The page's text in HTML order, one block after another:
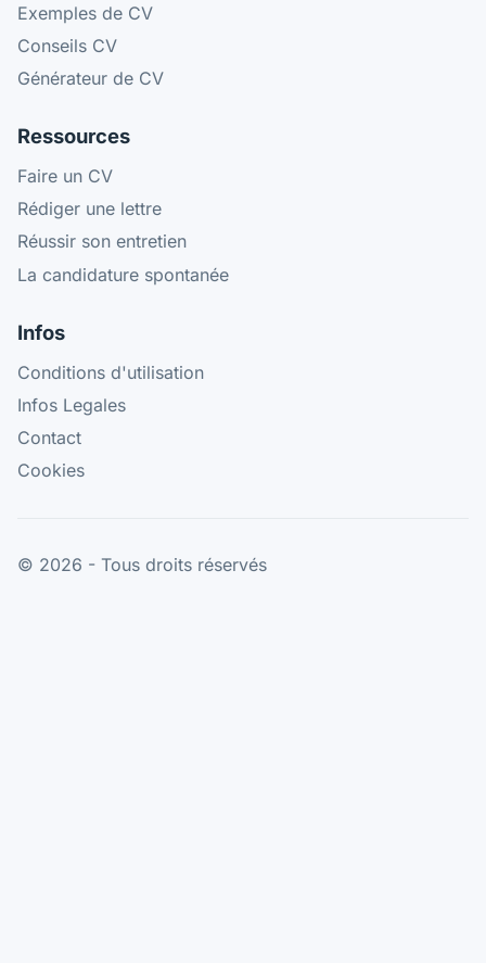
Exemples de CV
Conseils CV
Générateur de CV
Ressources
Faire un CV
Rédiger une lettre
Réussir son entretien
La candidature spontanée
Infos
Conditions d'utilisation
Infos Legales
Contact
Cookies
© 2026 - Tous droits réservés